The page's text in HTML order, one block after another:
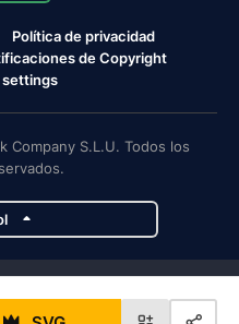
Política de privacidad
de Copyright
S.L.U. Todos los